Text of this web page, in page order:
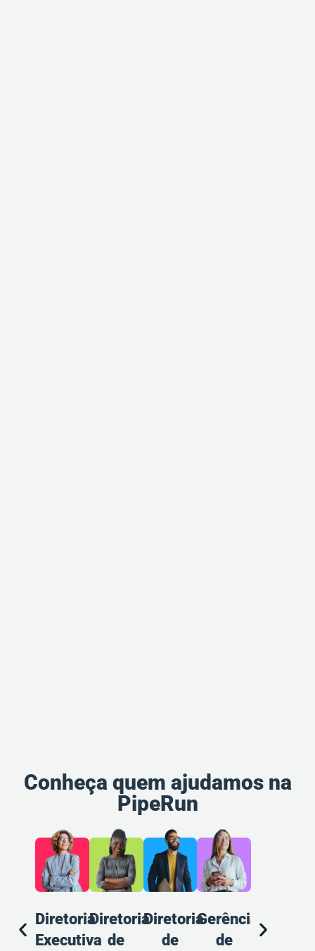
Conheça quem ajudamos na
PipeRun
Diretoria
Executiva
Diretoria
de
Diretoria
de
Gerência
de
Gerência